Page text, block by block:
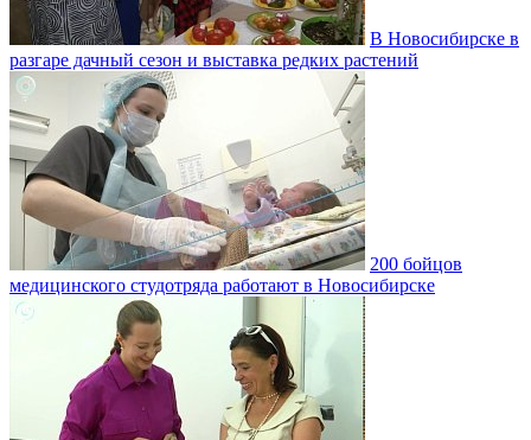
В Новосибирске в
разгаре дачный сезон и выставка редких растений
200 бойцов
медицинского студотряда работают в Новосибирске